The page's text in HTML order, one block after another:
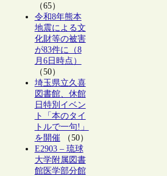
（65）
令和8年熊本
地震による文
化財等の被害
が83件に（8
月6日時点）
（50）
埼玉県立久喜
図書館、休館
日特別イベン
ト「本のタイ
トルで一句!」
を開催（50）
E2903 – 琉球
大学附属図書
館医学部分館